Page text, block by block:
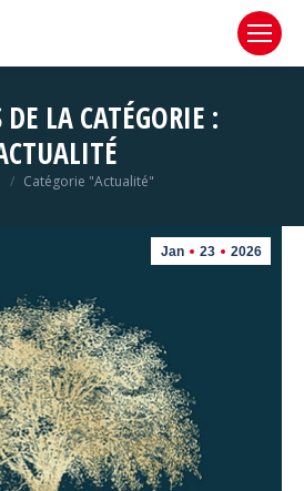
DE LA CATÉGORIE :
ici :
Catégorie "Actualité"
Jan 23 2026